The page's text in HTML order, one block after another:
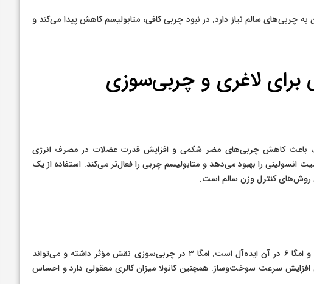
سالم نیاز دارد. در نبود چربی کافی، متابولیسم کاهش پیدا می‌کند و
برای لاغری و چربی‌سوزی
باعث کاهش چربی‌های مضر شکمی و افزایش قدرت عضلات در مصرف انرژی
را بهبود می‌دهد و متابولیسم چربی را فعال‌تر می‌کند. استفاده از یک
روش‌های کنترل وزن سالم است.
کانولا یکی از معدود روغن‌هایی است که تعادل امگا ۳ و امگا ۶ در آن ایده‌آل است. امگا ۳ در چربی‌سوزی نقش مؤثر داشته و می‌تواند
سرعت سوخت‌وساز. همچنین کانولا میزان کالری معقولی دارد و احساس